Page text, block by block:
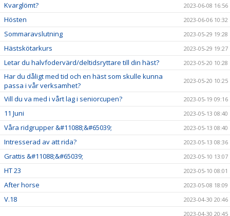
Kvarglömt? 2023-06-08 16:56
Hösten 2023-06-06 10:32
Sommaravslutning 2023-05-29 19:28
Hästskötarkurs 2023-05-29 19:27
Letar du halvfodervärd/deltidsryttare till din häst? 2023-05-20 10:28
Har du dåligt med tid och en häst som skulle kunna
passa i vår verksamhet?
2023-05-20 10:25
Vill du va med i vårt lag i seniorcupen? 2023-05-19 09:16
11 Juni 2023-05-13 08:40
Våra ridgrupper &#11088;&#65039; 2023-05-13 08:40
Intresserad av att rida? 2023-05-13 08:36
Grattis &#11088;&#65039; 2023-05-10 13:07
HT 23 2023-05-10 08:01
After horse 2023-05-08 18:09
V.18
2023-04-30 20:46
2023-04-30 20:45